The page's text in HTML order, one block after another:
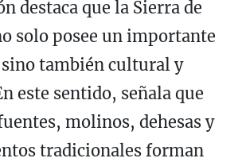
destaca que la Sierra de
solo posee un importante
también cultural y
este sentido, señala que
molinos, dehesas y
tradicionales forman